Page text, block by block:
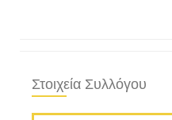
Στοιχεία Συλλόγου